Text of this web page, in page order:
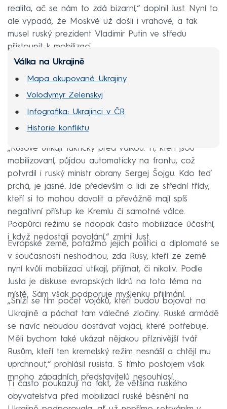
realita, ač se nám to zdá bizarní,“ doplnil Just. Nyní to
ale vypadá, že Moskvě už došli i vrahové, a tak
musel ruský prezident Vladimir Putin ve středu
přistoupit k mobilizaci.
Válka na Ukrajině
Mapa okupované Ukrajiny
Volodymyr Zelenskyj
Infografika: Ukrajinci v ČR
Historie konfliktu
„Rusové utíkají fakticky před válkou. Ti, kteří jsou
mobilizovaní, půjdou automaticky na frontu, což
potvrdil i ruský ministr obrany Sergej Šojgu. Kdo teď
prchá, je jasné. Jde především o lidi ze střední třídy,
kteří si to mohou dovolit a převážně mají spíš
negativní přístup ke Kremlu či samotné válce.
Podpůrci režimu se naopak často mobilizace účastní,
i když nedostali povolání,“ zmínil Just.
Evropské země, potažmo jejich politici a diplomaté se
v současnosti neshodnou, zda Rusy, kteří ze země
nyní kvůli mobilizaci utíkají, přijímat, či nikoliv. Podle
Justa je diskuse evropských lídrů na toto téma na
místě. Sám však podporuje myšlenku přijímání.
„Sníží se tím počet vojáků, kteří budou bojovat na
Ukrajině a páchat tam válečné zločiny. Ruské armádě
se navíc nebudou dostávat vojáci, které potřebuje.
Měli bychom také ukázat nějakou příznivější tvář
Rusům, kteří ten kremelský režim nesnáší a chtějí mu
uprchnout,“ prohlásil rusista. S tímto postojem však
mnoho západních představitelů nesouhlasí.
Ti často poukazují na fakt, že většina ruského
obyvatelstva před mobilizací ruské běsnění na